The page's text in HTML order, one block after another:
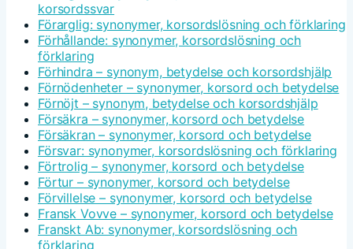
korsordssvar
Förarglig: synonymer, korsordslösning och förklaring
Förhållande: synonymer, korsordslösning och
förklaring
Förhindra – synonym, betydelse och korsordshjälp
Förnödenheter – synonymer, korsord och betydelse
Förnöjt – synonym, betydelse och korsordshjälp
Försäkra – synonymer, korsord och betydelse
Försäkran – synonymer, korsord och betydelse
Försvar: synonymer, korsordslösning och förklaring
Förtrolig – synonymer, korsord och betydelse
Förtur – synonymer, korsord och betydelse
Förvillelse – synonymer, korsord och betydelse
Fransk Vovve – synonymer, korsord och betydelse
Franskt Ab: synonymer, korsordslösning och
förklaring